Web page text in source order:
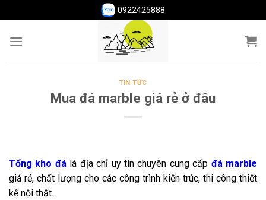
to
content
0922425888
TIN TỨC
Mua đá marble giá rẻ ở đâu
Tổng kho đá là địa chỉ uy tín chuyên cung cấp đá marble
giá rẻ, chất lượng cho các công trình kiến trúc, thi công thiết
kế nội thất.